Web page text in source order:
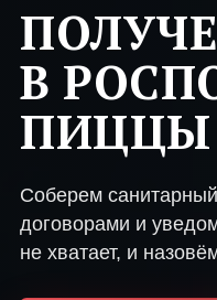
В
ПИЦЦЫ
Соберем
договорами и
не хватает, и